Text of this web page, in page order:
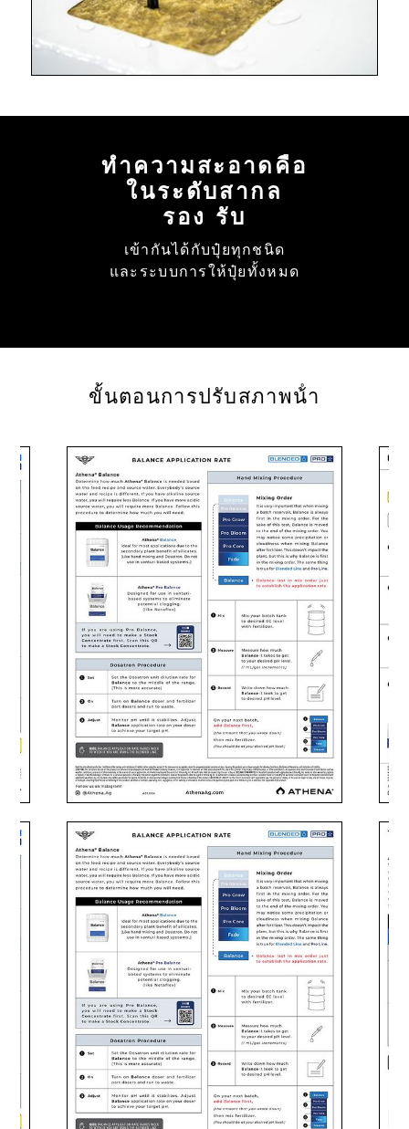
ทําความสะอาดคือ
ในระดับสากล
รอง รับ
เข้ากันได้กับปุ๋ยทุกชนิด
และระบบการให้ปุ๋ยทั้งหมด
ขั้นตอนการปรับสภาพน้ํา